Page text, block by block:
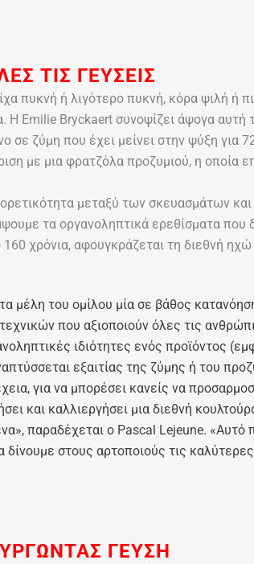
ΤΙΣ ΓΕΥΣΕΙΣ
πυκνή ή λιγότερο πυκνή, κόρα ψιλή ή
Emilie Bryckaert συνοψίζει άψογα αυτή
ζύμη που έχει μείνει στην ψύξη για
με μια φρατζόλα προζυμιού, η οποία
μεταξύ των σκευασμάτων
τα οργανοληπτικά ερεθίσματα
χρόνια, αφουγκράζεται τη διεθνή
μέλη του ομίλου μία σε βάθος
που αξιοποιούν όλες τις
ιδιότητες ενός προϊόντος
εξαιτίας της ζύμης ή του
για να μπορέσει κανείς να
και καλλιεργήσει μια διεθνή
παραδέχεται ο Pascal Lejeune.
στους αρτοποιούς τις
ΓΕΥΣΗ